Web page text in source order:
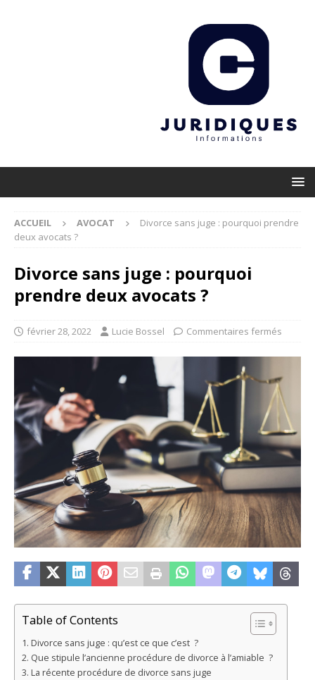
ACCUEIL AVOCAT
Divorce sans juge : pourquoi prendre
deux avocats ?
Divorce sans juge : pourquoi
prendre deux avocats ?
février 28, 2022 Lucie Bossel Commentaires fermés
Table of Contents
Divorce sans juge : qu’est ce que c’est ?
Que stipule l’ancienne procédure de divorce à l’amiable ?
La récente procédure de divorce sans juge